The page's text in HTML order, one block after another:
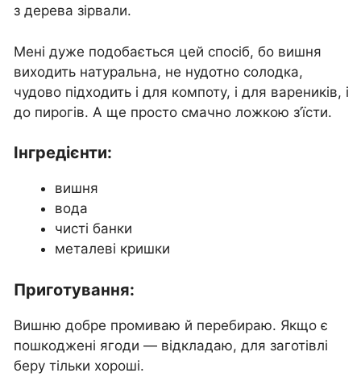
з дерева зірвали.
Мені дуже подобається цей спосіб, бо вишня
виходить натуральна, не нудотно солодка,
чудово підходить і для компоту, і для вареників, і
до пирогів. А ще просто смачно ложкою з’їсти.
Інгредієнти:
вишня
вода
чисті банки
металеві кришки
Приготування:
Вишню добре промиваю й перебираю. Якщо є
пошкоджені ягоди — відкладаю, для заготівлі
беру тільки хороші.